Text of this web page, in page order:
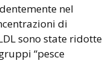
nel
di
sono state ridotte
“pesce